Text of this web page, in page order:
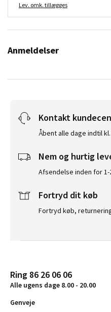
Lev. omk. tillægges
Anmeldelser
Kontakt
Åbent alle dage indtil
Nem og hurtig
Afsendelse inden for
Fortryd dit køb
Fortryd køb,
Ring 86 26 06 06
Alle ugens dage 8.00 - 20.00
Genveje